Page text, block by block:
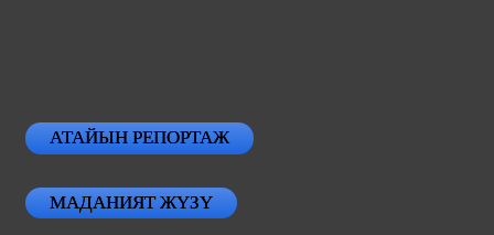
АТАЙЫН РЕПОРТАЖ
МАДАНИЯТ ЖҮЗҮ